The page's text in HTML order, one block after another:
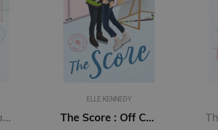
The Deal : Off Campus Series #1
ELLE KENNEDY
The Score : Off Campus Series #3